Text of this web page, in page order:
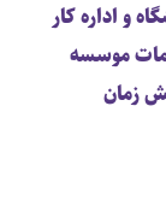
و اداره کار
موسسه
زمان